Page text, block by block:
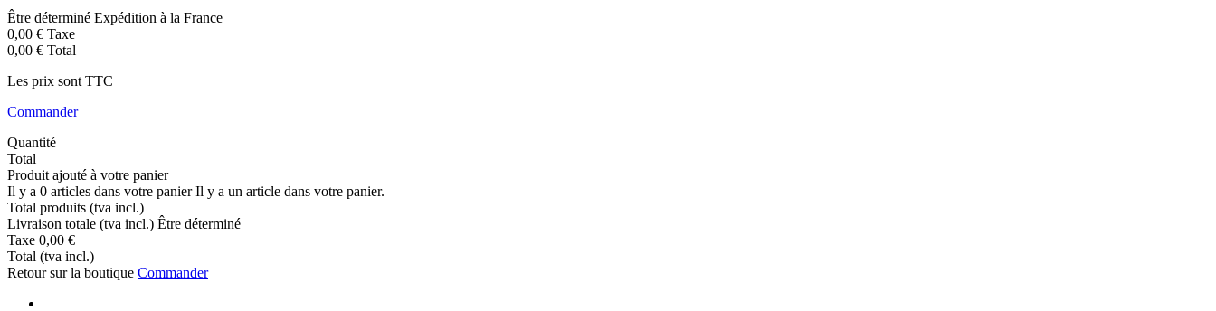
Être déterminé Expédition à la France
0,00 € Taxe
0,00 € Total
Les prix sont TTC
Commander
Quantité
Total
Produit ajouté à votre panier
Il y a 0 articles dans votre panierIl y a un article dans votre panier.
Total produits (tva incl.)
Livraison totale (tva incl.) Être déterminé
Taxe 0,00 €
Total (tva incl.)
Retour sur la boutique Commander